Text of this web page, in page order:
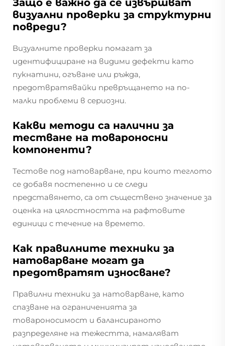
Защо е важно да се извършват
визуални проверки за структурни
повреди?
Визуалните проверки помагат за
идентифициране на видими дефекти като
пукнатини, огъване или ръжда,
предотвратявайки превръщането на по-
малки проблеми в сериозни.
Какви методи са налични за
тестване на товароносни
компоненти?
Тестове под натоварване, при които теглото
се добавя постепенно и се следи
представянето, са от съществено значение за
оценка на цялостността на рафтовите
единици с течение на времето.
Как правилните техники за
натоварване могат да
предотвратят износване?
Правилни техники за натоварване, като
спазване на ограниченията за
товароносимост и балансираното
разпределяне на тежестта, намаляват